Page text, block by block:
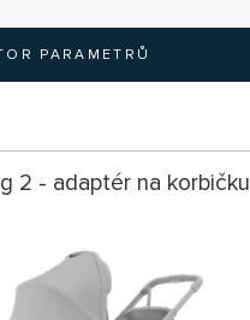
PARAMETRŮ
2 - adaptér na korbičku